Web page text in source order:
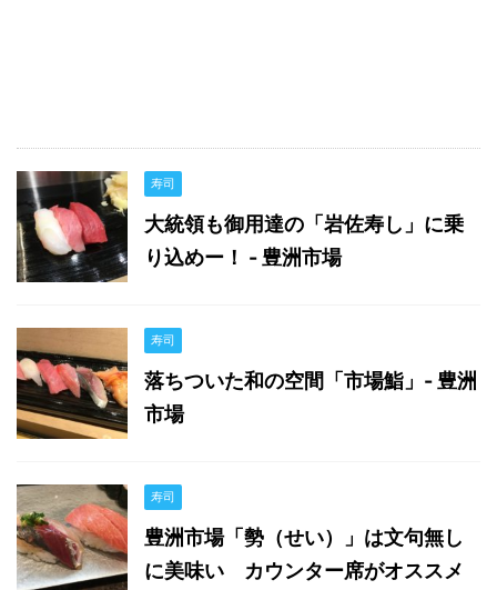
寿司
大統領も御用達の「岩佐寿し」に乗
り込めー！ - 豊洲市場
寿司
落ちついた和の空間「市場鮨」- 豊洲
市場
寿司
豊洲市場「勢（せい）」は文句無し
に美味い カウンター席がオススメ